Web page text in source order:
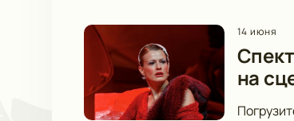
14 июня
на